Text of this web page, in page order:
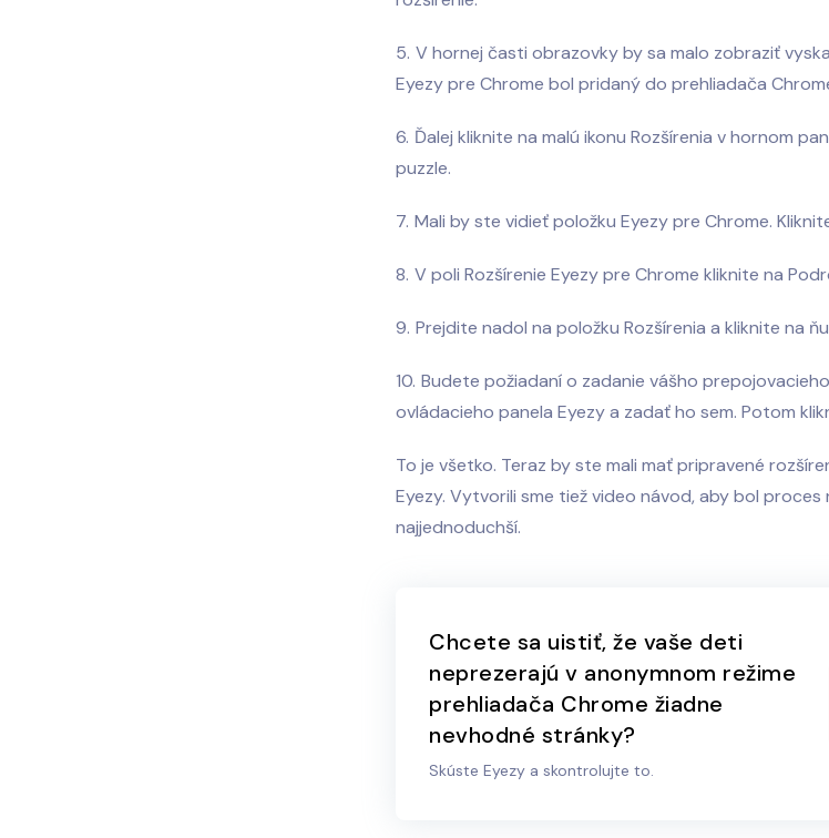
V hornej časti obrazovky by sa malo zobraziť
Eyezy pre Chrome bol pridaný do prehliadača
Ďalej kliknite na malú ikonu Rozšírenia v hornom
puzzle.
Mali by ste vidieť položku Eyezy pre Chrome.
V poli Rozšírenie Eyezy pre Chrome kliknite na
Prejdite nadol na položku Rozšírenia a kliknite na
Budete požiadaní o zadanie vášho
ovládacieho panela Eyezy a zadať ho sem. Potom
To je všetko. Teraz by ste mali mať pripravené
Eyezy. Vytvorili sme tiež video návod, aby bol
najjednoduchší.
Chcete sa uistiť, že vaše deti
neprezerajú v anonymnom režime
prehliadača Chrome žiadne
nevhodné stránky?
Skúste Eyezy a skontrolujte to.